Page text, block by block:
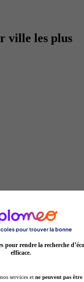
ville les plus
alternance
pour rendre la recherche
efficace.
services et ne peuvent pas être